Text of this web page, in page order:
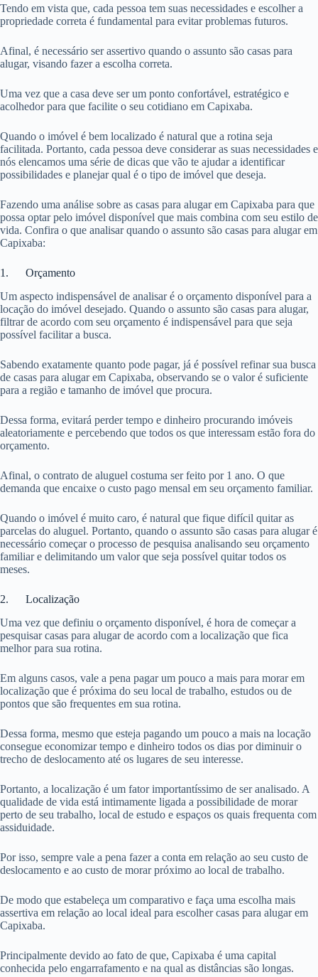
Tendo em vista que, cada pessoa tem suas necessidades e escolher a
propriedade correta é fundamental para evitar problemas futuros.
Afinal, é necessário ser assertivo quando o assunto são casas para
alugar, visando fazer a escolha correta.
Uma vez que a casa deve ser um ponto confortável, estratégico e
acolhedor para que facilite o seu cotidiano em Capixaba.
Quando o imóvel é bem localizado é natural que a rotina seja
facilitada. Portanto, cada pessoa deve considerar as suas necessidades e
nós elencamos uma série de dicas que vão te ajudar a identificar
possibilidades e planejar qual é o tipo de imóvel que deseja.
Fazendo uma análise sobre as casas para alugar em Capixaba para que
possa optar pelo imóvel disponível que mais combina com seu estilo de
vida. Confira o que analisar quando o assunto são casas para alugar em
Capixaba:
1. Orçamento
Um aspecto indispensável de analisar é o orçamento disponível para a
locação do imóvel desejado. Quando o assunto são casas para alugar,
filtrar de acordo com seu orçamento é indispensável para que seja
possível facilitar a busca.
Sabendo exatamente quanto pode pagar, já é possível refinar sua busca
de casas para alugar em Capixaba, observando se o valor é suficiente
para a região e tamanho de imóvel que procura.
Dessa forma, evitará perder tempo e dinheiro procurando imóveis
aleatoriamente e percebendo que todos os que interessam estão fora do
orçamento.
Afinal, o contrato de aluguel costuma ser feito por 1 ano. O que
demanda que encaixe o custo pago mensal em seu orçamento familiar.
Quando o imóvel é muito caro, é natural que fique difícil quitar as
parcelas do aluguel. Portanto, quando o assunto são casas para alugar é
necessário começar o processo de pesquisa analisando seu orçamento
familiar e delimitando um valor que seja possível quitar todos os
meses.
2. Localização
Uma vez que definiu o orçamento disponível, é hora de começar a
pesquisar casas para alugar de acordo com a localização que fica
melhor para sua rotina.
Em alguns casos, vale a pena pagar um pouco a mais para morar em
localização que é próxima do seu local de trabalho, estudos ou de
pontos que são frequentes em sua rotina.
Dessa forma, mesmo que esteja pagando um pouco a mais na locação
consegue economizar tempo e dinheiro todos os dias por diminuir o
trecho de deslocamento até os lugares de seu interesse.
Portanto, a localização é um fator importantíssimo de ser analisado. A
qualidade de vida está intimamente ligada a possibilidade de morar
perto de seu trabalho, local de estudo e espaços os quais frequenta com
assiduidade.
Por isso, sempre vale a pena fazer a conta em relação ao seu custo de
deslocamento e ao custo de morar próximo ao local de trabalho.
De modo que estabeleça um comparativo e faça uma escolha mais
assertiva em relação ao local ideal para escolher casas para alugar em
Capixaba.
Principalmente devido ao fato de que, Capixaba é uma capital
conhecida pelo engarrafamento e na qual as distâncias são longas.